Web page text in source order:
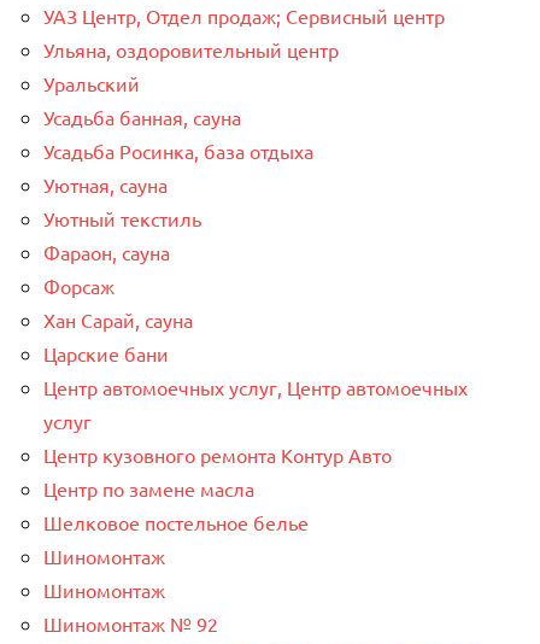
УАЗ Центр, Отдел продаж; Сервисный центр
Ульяна, оздоровительный центр
Уральский
Усадьба банная, сауна
Усадьба Росинка, база отдыха
Уютная, сауна
Уютный текстиль
Фараон, сауна
Форсаж
Хан Сарай, сауна
Царские бани
Центр автомоечных услуг, Центр автомоечных
услуг
Центр кузовного ремонта Контур Авто
Центр по замене масла
Шелковое постельное белье
Шиномонтаж
Шиномонтаж
Шиномонтаж № 92